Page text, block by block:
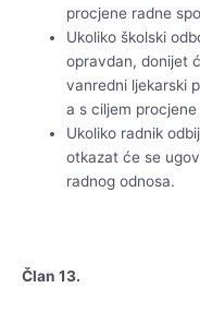
procjene radne
Ukoliko školski
opravdan, donijet
vanredni ljekarski
a s ciljem
Ukoliko radnik
otkazat će se
radnog odnosa.
Član 13.